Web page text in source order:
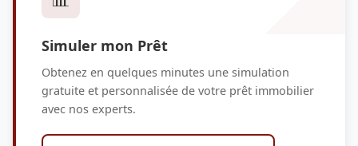
Simuler mon Prêt
Obtenez en quelques minutes une simulation
gratuite et personnalisée de votre prêt immobilier
avec nos experts.